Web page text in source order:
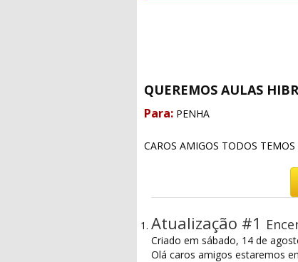
QUEREMOS AULAS
Para: PENHA
CAROS AMIGOS TODOS
Atualização #1
Criado em sábado, 14 de
Olá caros amigos estaremos